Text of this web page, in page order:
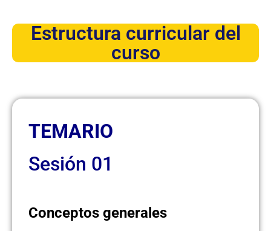
Estructura curricular del
curso
TEMARIO
Sesión 01
Conceptos generales